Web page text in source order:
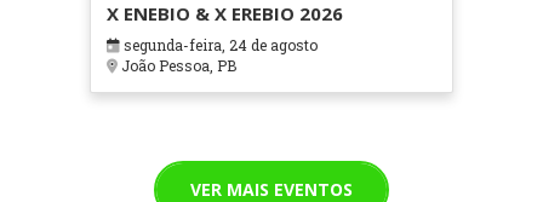
X ENEBIO & X EREBIO 2026
segunda-feira, 24 de agosto
João Pessoa, PB
VER MAIS EVENTOS